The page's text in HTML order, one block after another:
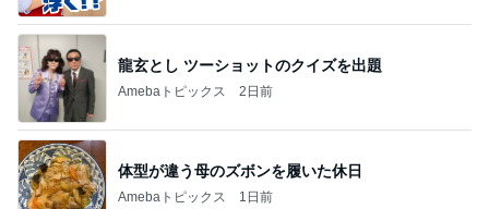
龍玄とし ツーショットのクイズを出題
Amebaトピックス 2日前
体型が違う母のズボンを履いた休日
Amebaトピックス 1日前